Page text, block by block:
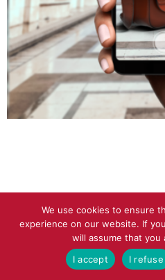
We use cookies to ensure
experience on our website. If
will assume that you
I accept
I refuse